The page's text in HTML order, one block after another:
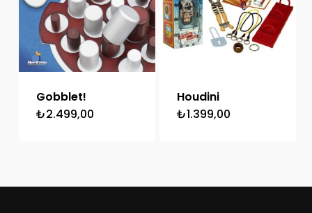
Gobblet!
₺2.499,00
Houdini
₺1.399,00